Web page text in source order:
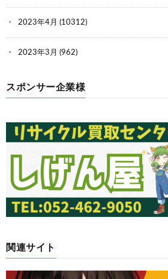
2023年4月 (10312)
2023年3月 (962)
スポンサー企業様
関連サイト